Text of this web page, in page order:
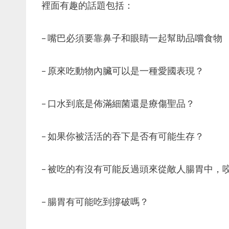
裡面有趣的話題包括：
– 嘴巴必須要靠鼻子和眼睛一起幫助品嚐食物
– 原來吃動物內臟可以是一種愛國表現？
– 口水到底是佈滿細菌還是療傷聖品？
– 如果你被活活的吞下是否有可能生存？
– 被吃的有沒有可能反過頭來從敵人腸胃中，
– 腸胃有可能吃到撐破嗎？